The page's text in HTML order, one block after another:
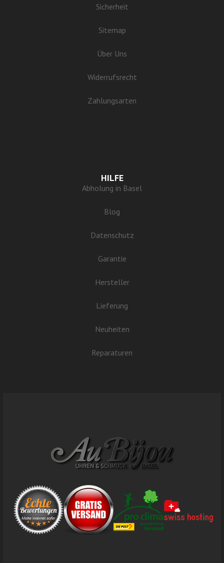
Sicherheit
Sitemap
Über Uns
Widerrufsrecht
Zahlungsarten
HILFE
Abholung in Basel
Blog
Datenschutz
Garantie
Hersteller
Lieferung
Neuheiten
Reparaturen